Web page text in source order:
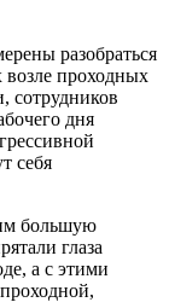
разобраться
возле проходных
сотрудников
дня
себя
большую
глаза
а с этими